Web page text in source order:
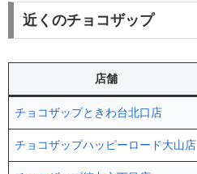
近くのチョコザップ
店舗
チョコザップときわ台北口店
チョコザップハッピーロード大山店